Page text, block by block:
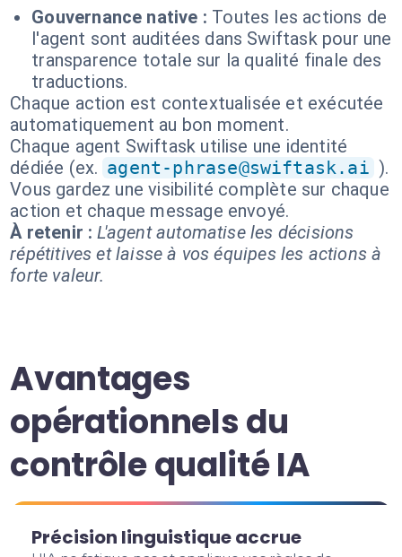
Gouvernance native : Toutes les actions de
l'agent sont auditées dans Swiftask pour une
transparence totale sur la qualité finale des
traductions.
Chaque action est contextualisée et exécutée
automatiquement au bon moment.
Chaque agent Swiftask utilise une identité
dédiée (ex. agent-phrase@swiftask.ai ).
Vous gardez une visibilité complète sur chaque
action et chaque message envoyé.
À retenir : L'agent automatise les décisions
répétitives et laisse à vos équipes les actions à
forte valeur.
Avantages
opérationnels du
contrôle qualité IA
Précision linguistique accrue